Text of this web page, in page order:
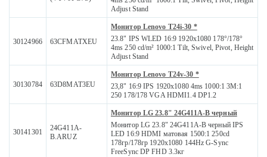
Adjust Stand
30124966 63CFMATXEU
Монитор Lenovo T24i-30 *
23.8" IPS WLED 16:9 1920x1080 178°/178°
4ms 250 cd/m² 1000:1 Tilt, Swivel, Pivot, Height
Adjust Stand
30130784 63D8MAT3EU
Монитор Lenovo T24v-30 *
23,8" 16:9 IPS 1920x1080 4ms 1000:1 3M:1
250 178/178 VGA HDMI1.4 DP1.2
30141301
24G411A-
B.ARUZ
Монитор LG 23.8" 24G411A-B черный
Монитор LG 23.8" 24G411A-B черный IPS
LED 16:9 HDMI матовая 1500:1 250cd
178гр/178гр 1920x1080 144Hz G-Sync
FreeSync DP FHD 3.3кг